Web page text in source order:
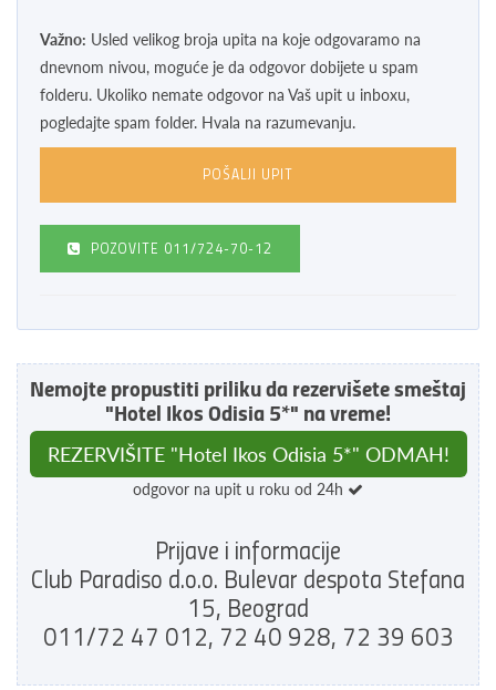
Važno: Usled velikog broja upita na koje odgovaramo na
dnevnom nivou, moguće je da odgovor dobijete u spam
folderu. Ukoliko nemate odgovor na Vaš upit u inboxu,
pogledajte spam folder. Hvala na razumevanju.
POZOVITE 011/724-70-12
Nemojte propustiti priliku da rezervišete smeštaj
"Hotel Ikos Odisia 5*" na vreme!
REZERVIŠITE "Hotel Ikos Odisia 5*" ODMAH!
odgovor na upit u roku od 24h
Prijave i informacije
Club Paradiso d.o.o. Bulevar despota Stefana
15, Beograd
011/72 47 012, 72 40 928, 72 39 603